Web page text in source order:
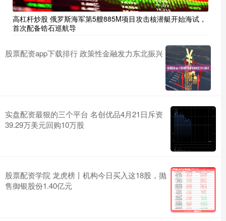
高杠杆炒股 俄罗斯海军第5艘885M项目攻击核潜艇开始海试，
首次配备锆石巡航导
股票配资app下载排行 政策性金融发力东北振兴
实盘配资最狠的三个平台 名创优品4月21日斥资
39.29万美元回购10万股
股票配资学院 龙虎榜丨机构今日买入这18股，抛
售御银股份1.40亿元